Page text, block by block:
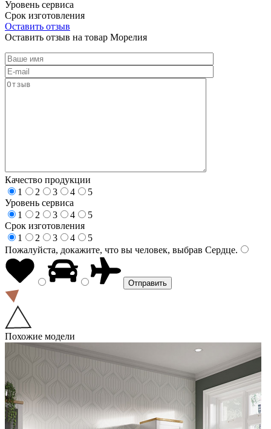
Уровень сервиса
Срок изготовления
Оставить отзыв
Оставить отзыв на товар Морелия
Качество продукции
1
2 3 4
5
Уровень сервиса
1
2 3 4
5
Срок изготовления
1
2 3 4
5
Пожалуйста, докажите, что вы человек, выбрав Сердце.
Похожие модели